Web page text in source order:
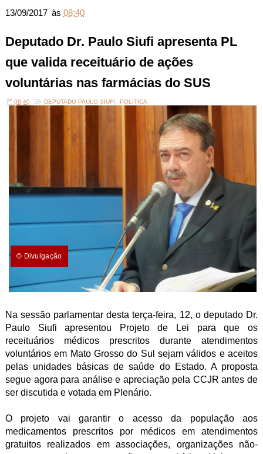
13/09/2017 às 08:40
Deputado Dr. Paulo Siufi apresenta PL
que valida receituário de ações
voluntárias nas farmácias do SUS
08:40 DEPUTADO PAULO SIUFI POLÍTICA
© Divulgação
Na sessão parlamentar desta terça-feira, 12, o deputado Dr.
Paulo Siufi apresentou Projeto de Lei para que os
receituários médicos prescritos durante atendimentos
voluntários em Mato Grosso do Sul sejam válidos e aceitos
pelas unidades básicas de saúde do Estado. A proposta
segue agora para análise e apreciação pela CCJR antes de
ser discutida e votada em Plenário.
O projeto vai garantir o acesso da população aos
medicamentos prescritos por médicos em atendimentos
gratuitos realizados em associações, organizações não-